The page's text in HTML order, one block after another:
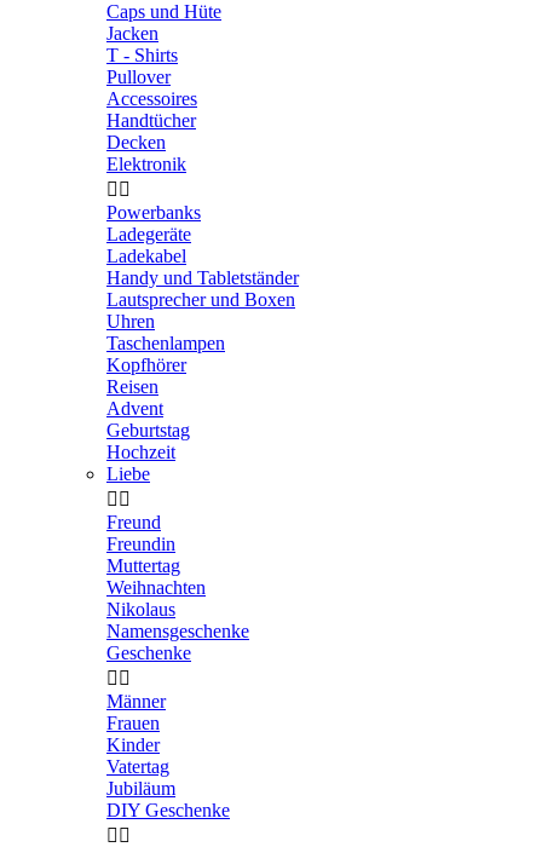
Caps und Hüte
Jacken
T - Shirts
Pullover
Accessoires
Handtücher
Decken
Elektronik
 
Powerbanks
Ladegeräte
Ladekabel
Handy und Tabletständer
Lautsprecher und Boxen
Uhren
Taschenlampen
Kopfhörer
Reisen
Advent
Geburtstag
Hochzeit
Liebe
 
Freund
Freundin
Muttertag
Weihnachten
Nikolaus
Namensgeschenke
Geschenke
 
Männer
Frauen
Kinder
Vatertag
Jubiläum
DIY Geschenke
 